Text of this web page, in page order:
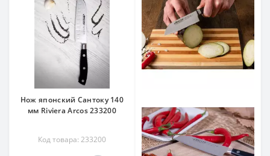
Нож японский Сантоку 140
мм Riviera Arcos 233200
Код товара: 233200